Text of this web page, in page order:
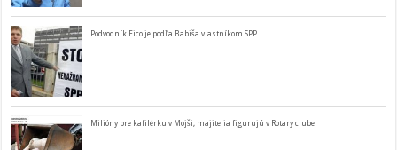
Podvodník Fico je podľa Babiša vlastníkom SPP
Milióny pre kafilérku v Mojši, majitelia figurujú v Rotary clube